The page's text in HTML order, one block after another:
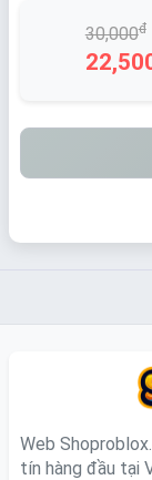
30,000đ
Web
tín hàng đầu tại